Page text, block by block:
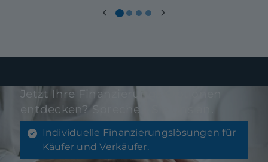
Jetzt Ihre Finanzierungs-Optionen
entdecken? Sprechen Sie uns an.
Individuelle Finanzierungslösungen für
Käufer und Verkäufer.